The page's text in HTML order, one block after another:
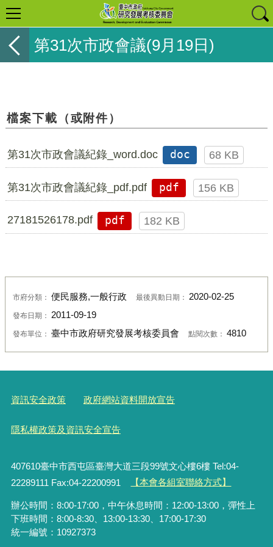
第31次市政會議(9月19日)
檔案下載（或附件）
第31次市政會議紀錄_word.doc doc 68 KB
第31次市政會議紀錄_pdf.pdf pdf 156 KB
27181526178.pdf pdf 182 KB
市府分類： 便民服務,一般行政 最後異動日期： 2020-02-25
發布日期： 2011-09-19
發布單位： 臺中市政府研究發展考核委員會 點閱次數： 4810
資訊安全政策 政府網站資料開放宣告
隱私權政策及資訊安全宣告
407610臺中市西屯區臺灣大道三段99號文心樓6樓 Tel:04-
22289111 Fax:04-22200991
【本會各組室聯絡方式】
辦公時間：8:00-17:00，中午休息時間：12:00-13:00，彈性上
下班時間：8:00-8:30、13:00-13:30、17:00-17:30
統一編號：10927373